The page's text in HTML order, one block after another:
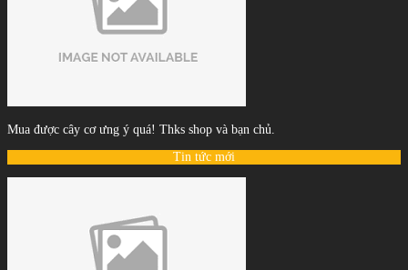
Mua được cây cơ ưng ý quá! Thks shop và bạn chủ.
Tin tức mới